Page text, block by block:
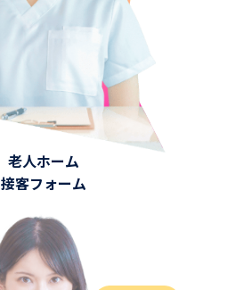
老人ホーム
接客フォーム